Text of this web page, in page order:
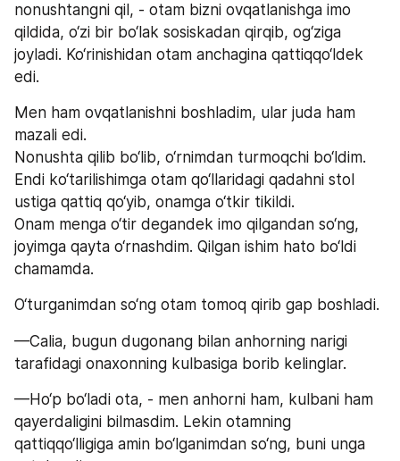
nonushtangni qil, - otam bizni ovqatlanishga imo
qildida, o‘zi bir bo‘lak sosiskadan qirqib, og‘ziga
joyladi. Ko‘rinishidan otam anchagina qattiqqo‘ldek
edi.
Men ham ovqatlanishni boshladim, ular juda ham
mazali edi.
Nonushta qilib bo‘lib, o‘rnimdan turmoqchi bo‘ldim.
Endi ko‘tarilishimga otam qo‘llaridagi qadahni stol
ustiga qattiq qo‘yib, onamga o‘tkir tikildi.
Onam menga o‘tir degandek imo qilgandan so‘ng,
joyimga qayta o‘rnashdim. Qilgan ishim hato bo‘ldi
chamamda.
O‘turganimdan so‘ng otam tomoq qirib gap boshladi.
—Calia, bugun dugonang bilan anhorning narigi
tarafidagi onaxonning kulbasiga borib kelinglar.
—Ho‘p bo‘ladi ota, - men anhorni ham, kulbani ham
qayerdaligini bilmasdim. Lekin otamning
qattiqqo‘lligiga amin bo‘lganimdan so‘ng, buni unga